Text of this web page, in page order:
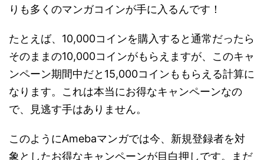
りも多くのマンガコインが手に入るんです！
たとえば、10,000コインを購入すると通常だったら
そのままの10,000コインがもらえますが、このキャ
ンペーン期間中だと15,000コインももらえる計算に
なります。これは本当にお得なキャンペーンなの
で、見逃す手はありません。
このようにAmebaマンガでは今、新規登録者を対
象としたお得なキャンペーンが目白押しです。まだ